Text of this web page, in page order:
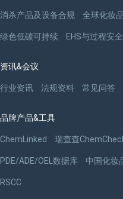
消杀产品及设备合规 全球化妆
绿色低碳可持续 EHS与过程安全
资讯&会议
行业资讯 法规资料 常见问答
品牌产品&工具
ChemLinked 瑞查查
PDE/ADE/OEL数据库 中国化妆
RSCC